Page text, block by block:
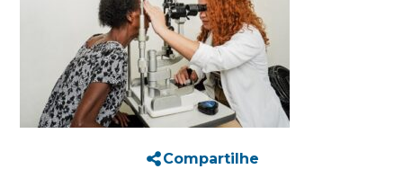
Compartilhe